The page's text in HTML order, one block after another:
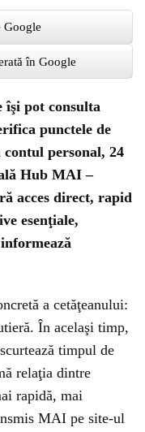
Google
în Google
îşi pot consulta
punctele de
personal, 24
Hub MAI –
acces direct, rapid
esenţiale,
a cetăţeanului:
În acelaşi timp,
timpul de
relaţia dintre
rapidă, mai
MAI pe site-ul